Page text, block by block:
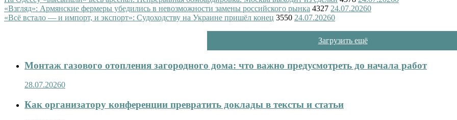
«Взгляд»: Армянские фермеры убедились в невозможности замены российского рынка 4327 24.07.20260
«Всё встало — и импорт, и экспорт»: Судоходству на Украине пришёл конец 3550 24.07.20260
Загрузить ещё
Монтаж газового отопления загородного дома: что важно предусмотреть до начала работ
28.07.20260
Как организатору конференции превратить доклады в тексты и статьи